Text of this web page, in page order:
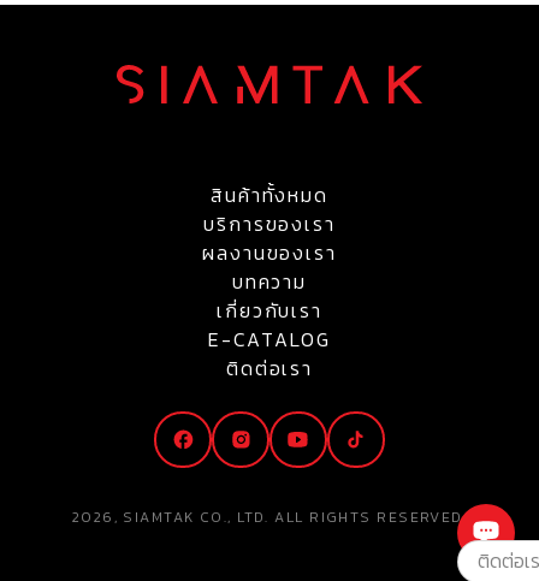
สินค้าทั้งหมด
บริการของเรา
ผลงานของเรา
บทความ
เกี่ยวกับเรา
E-CATALOG
ติดต่อเรา
2026, SIAMTAK CO., LTD. ALL RIGHTS RESERVED.
ติดต่อเ